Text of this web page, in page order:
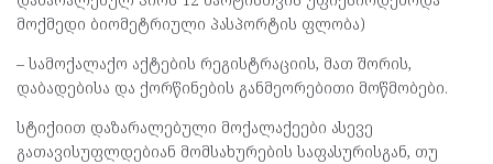
მოქმედი ბიომეტრიული პასპორტის ფლობა)
– სამოქალაქო აქტების რეგისტრაციის, მათ შორის,
დაბადებისა და ქორწინების განმეორებითი მოწმობები.
სტიქიით დაზარალებული მოქალაქეები ასევე
გათავისუფლდებიან მომსახურების საფასურისგან, თუ